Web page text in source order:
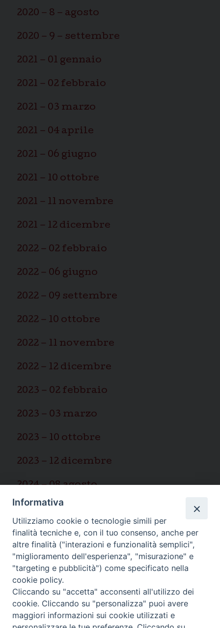
2020 – 8 – agosto
2020 – 9 – settembre
2021 – 01 gennaio
2021 – 02 febbraio
2021 – 03 marzo
2021 – 04 aprile
2021 – 06 giugno
2021 – 10 ottobre
2021 – 11 novembre
2021 – 12 dicembre
2022 – 02 febbraio
2022 – 06 giugno
2022 – 09 settembre
2022 – 10 ottobre
2022 – 11 novembre
2022 – 12 dicembre
2023 – 02 febbraio
2023 – 03 marzo
2023 – 10 ottobre
2023 – 12 dicembre
2024 – 08 agosto
2025 – 03 marzo
Paolo”
Via Cifali 5-7
95123 Catania - Italia
Informativa
Utilizziamo cookie o tecnologie simili per
finalità tecniche e, con il tuo consenso, anche per
altre finalità ("interazioni e funzionalità semplici",
"miglioramento dell'esperienza", "misurazione" e
"targeting e pubblicità") come specificato nella
cookie policy.
Cliccando su "accetta" acconsenti all'utilizzo dei
cookie. Cliccando su "personalizza" puoi avere
maggiori informazioni sui cookie utilizzati e